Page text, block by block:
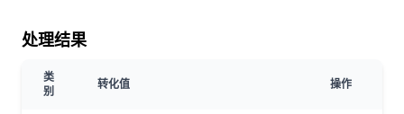
处理结果
类
别
转化值 操作